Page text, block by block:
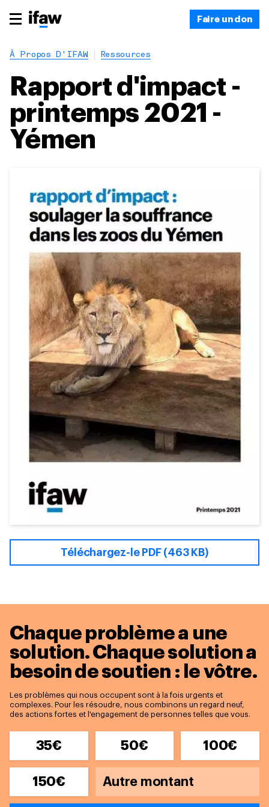
Faire un don
À Propos D'IFAW Ressources
Rapport d'impact -
printemps 2021 -
Yémen
Téléchargez-le PDF (463 KB)
Chaque problème a une
solution.Chaque solution a
besoin de soutien : le vôtre.
Les problèmes qui nous occupent sont à la fois urgents et
complexes. Pour les résoudre, nous combinons un regard neuf,
des actions fortes et l'engagement de personnes telles que vous.
35€ 50€ 100€
150€